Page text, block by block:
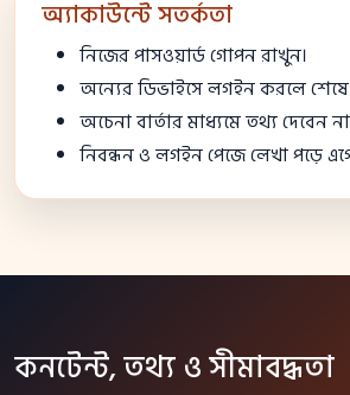
অ্যাকাউন্টে সতর্কতা
নিজের পাসওয়ার্ড গোপন রাখুন।
অন্যের ডিভাইসে লগইন করলে
অচেনা বার্তার মাধ্যমে তথ্য দেবেন
নিবন্ধন ও লগইন পেজে লেখা পড়ে
কনটেন্ট, তথ্য ও সীমাবদ্ধতা